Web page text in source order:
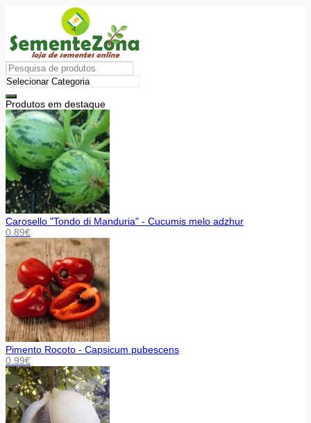
Produtos em destaque
Carosello "Tondo di Manduria" - Cucumis melo adzhur
0.89€
Pimento Rocoto - Capsicum pubescens
0.99€